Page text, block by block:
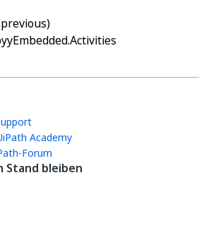
Academy
Forum
Stand bleiben